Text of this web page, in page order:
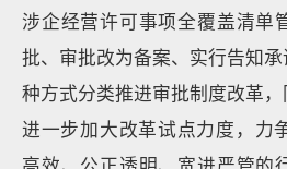
涉企经营许可事项全覆盖清单
批、审批改为备案、实行告知
种方式分类推进审批制度改革
进一步加大改革试点力度，力